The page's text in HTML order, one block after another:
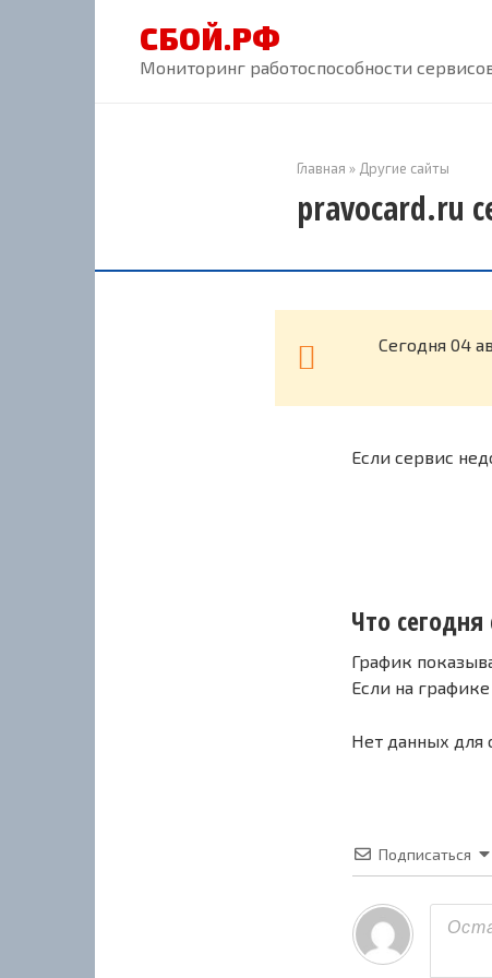
СБОЙ.РФ
Мониторинг работоспособности
Главная » Другие сайты
pravocard.ru
Cегодня 04
Если сервис
Что
График
Если на
Нет данных для
Подписаться